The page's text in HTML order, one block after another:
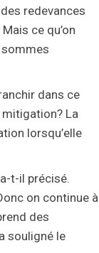
redevances
ce qu’on
sommes
dans ce
mitigation? La
lorsqu’elle
t-il précisé.
on continue à
des
souligné le